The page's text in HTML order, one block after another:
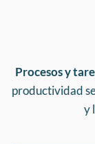
Procesos y
productividad
y